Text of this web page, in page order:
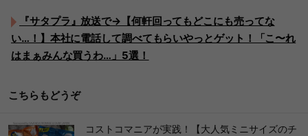
『サタプラ』放送で→【何軒回ってもどこにも売ってな
い…！】本社に電話して調べてもらいやっとゲット！「こ〜れ
はまぁみんな買うわ…」5選！
こちらもどうぞ
コストコマニアが実践！【大人気ミニサイズのチ